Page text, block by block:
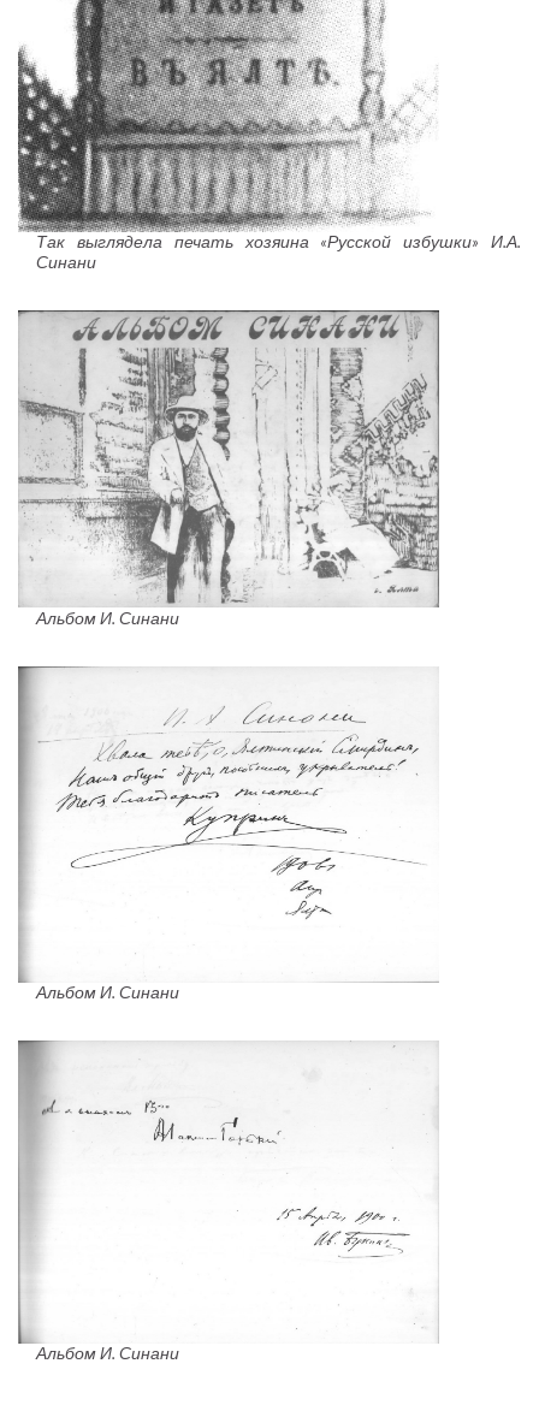
Так выглядела печать хозяина «Русской избушки» И.А.
Синани
Альбом И. Синани
Альбом И. Синани
Альбом И. Синани